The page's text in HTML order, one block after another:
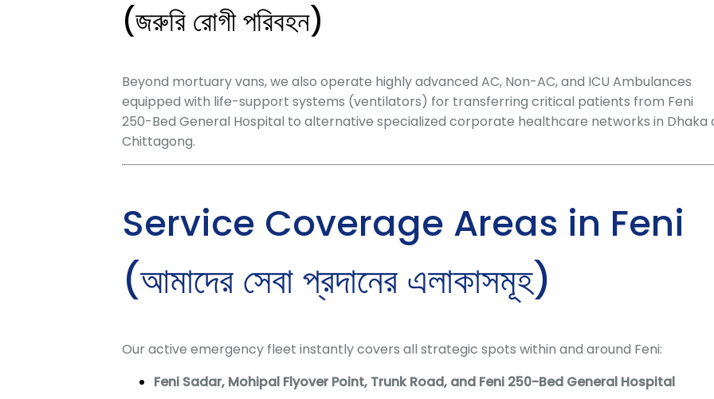
(জরুরি রোগী পরিবহন)
Beyond mortuary vans, we also operate highly advanced AC, Non-AC, and ICU Ambulances
equipped with life-support systems (ventilators) for transferring critical patients from Feni
250-Bed General Hospital to alternative specialized corporate healthcare networks in Dhaka
Chittagong.
Service Coverage Areas in Feni
(আমাদের সেবা প্রদানের এলাকাসমূহ)
Our active emergency fleet instantly covers all strategic spots within and around Feni:
Feni Sadar, Mohipal Flyover Point, Trunk Road, and Feni 250-Bed General Hospital